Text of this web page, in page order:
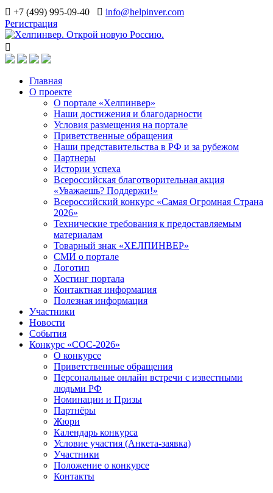
+7 (499) 995-09-40
info@helpinver.com
Регистрация
Главная
О проекте
О портале «Хелпинвер»
Наши достижения и благодарности
Условия размещения на портале
Приветственные обращения
Наши представительства в РФ и за рубежом
Партнеры
Истории успеха
Всероссийская благотворительная акция
«Уважаешь? Поддержи!»
Всероссийский конкурс «Самая Огромная Страна
2026»
Технические требования к предоставляемым
материалам
Товарный знак «ХЕЛПИНВЕР»
СМИ о портале
Логотип
Хостинг портала
Контактная информация
Полезная информация
Участники
Новости
События
Конкурс «СОС-2026»
О конкурсе
Приветственные обращения
Персональные онлайн встречи с известными
людьми РФ
Номинации и Призы
Партнёры
Жюри
Календарь конкурса
Условие участия (Анкета-заявка)
Участники
Положение о конкурсе
Контакты